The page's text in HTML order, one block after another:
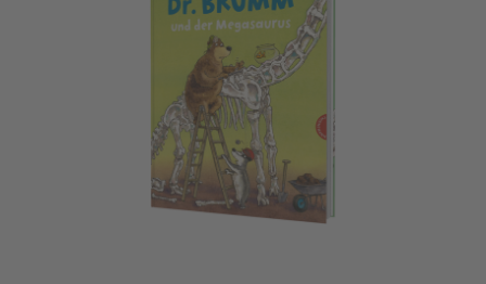
Dr. Brumm: Dr. Brumm und der Megasaurus